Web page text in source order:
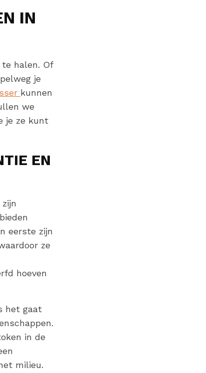
IN
halen. Of
je
kunnen
we
je ze kunt
EN
eerste zijn
ze
hoeven
het gaat
in de
milieu.